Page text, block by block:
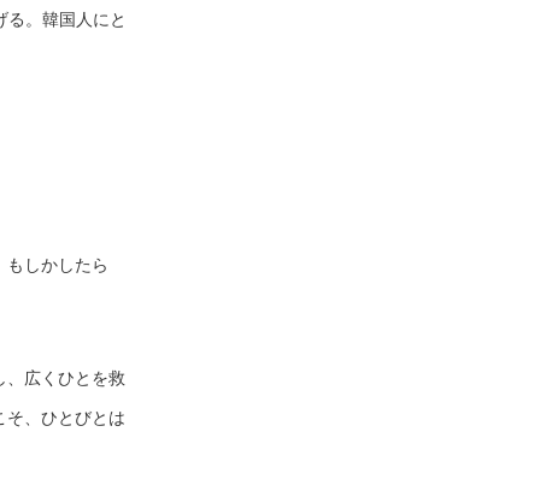
る。韓国人にと
もしかしたら
、広くひとを救
そ、ひとびとは